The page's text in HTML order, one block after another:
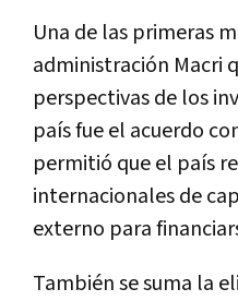
Una de las primeras
administración Macri
perspectivas de los
país fue el acuerdo
permitió que el país
internacionales de
externo para
También se suma la